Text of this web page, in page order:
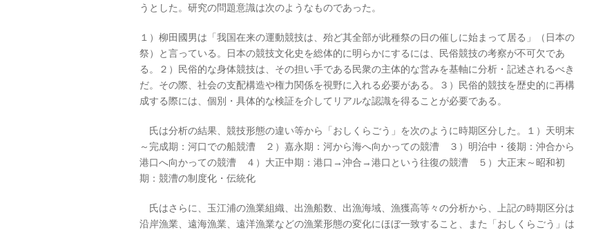
うとした。研究の問題意識は次のようなものであった。
１）柳田國男は「我国在来の運動競技は、殆ど其全部が此種祭の日の催しに始まって居る」（日本の
祭）と言っている。日本の競技文化史を総体的に明らかにするには、民俗競技の考察が不可欠であ
る。２）民俗的な身体競技は、その担い手である民衆の主体的な営みを基軸に分析・記述されるべき
だ。その際、社会の支配構造や権力関係を視野に入れる必要がある。３）民俗的競技を歴史的に再構
成する際には、個別・具体的な検証を介してリアルな認識を得ることが必要である。
氏は分析の結果、競技形態の違い等から「おしくらごう」を次のように時期区分した。１）天明末
～完成期：河口での船競漕 ２）嘉永期：河から海へ向かっての競漕 ３）明治中・後期：沖合から
港口へ向かっての競漕 ４）大正中期：港口→沖合→港口という往復の競漕 ５）大正末～昭和初
期：競漕の制度化・伝統化
氏はさらに、玉江浦の漁業組織、出漁船数、出漁海域、漁獲高等々の分析から、上記の時期区分は
沿岸漁業、遠海漁業、遠洋漁業などの漁業形態の変化にほぼ一致すること、また「おしくらごう」は